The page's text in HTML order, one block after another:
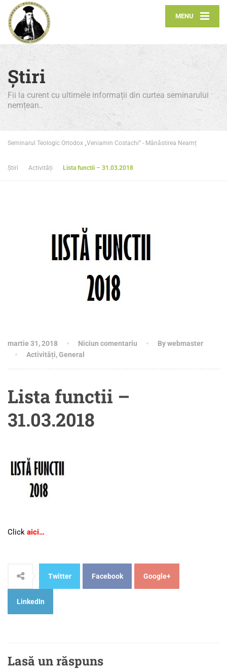
MENU
Știri
Fii la curent cu ultimele informații din curtea seminarului
nemțean..
Seminarul Teologic Ortodox „Veniamin Costachi” - Mânăstirea Neamț
Știri Activități Lista functii – 31.03.2018
martie 31, 2018 Niciun comentariu
By webmaster
Activități,General
Lista functii –
31.03.2018
Click aici…
Twitter Facebook Google+
LinkedIn
Lasă un răspuns